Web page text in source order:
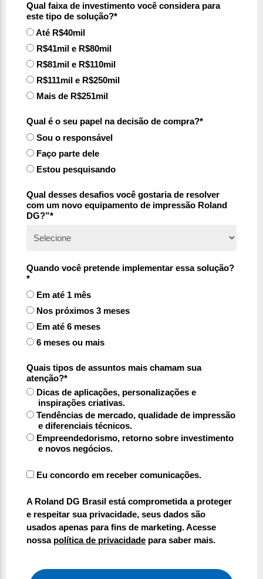
Qual faixa de investimento você considera para
este tipo de solução?*
Até R$40mil
R$41mil e R$80mil
R$81mil e R$110mil
R$111mil e R$250mil
Mais de R$251mil
Qual é o seu papel na decisão de compra?*
Sou o responsável
Faço parte dele
Estou pesquisando
Qual desses desafios você gostaria de resolver
com um novo equipamento de impressão Roland
DG?”*
Quando você pretende implementar essa solução?
*
Em até 1 mês
Nos próximos 3 meses
Em até 6 meses
6 meses ou mais
Quais tipos de assuntos mais chamam sua
atenção?*
Dicas de aplicações, personalizações e
inspirações criativas.
Tendências de mercado, qualidade de impressão
e diferenciais técnicos.
Empreendedorismo, retorno sobre investimento
e novos negócios.
Eu concordo em receber comunicações.
A Roland DG Brasil está comprometida a proteger
e respeitar sua privacidade, seus dados são
usados apenas para fins de marketing. Acesse
nossa política de privacidade para saber mais.